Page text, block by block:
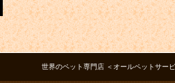
世界のペット専門店 ＜オールペットサー